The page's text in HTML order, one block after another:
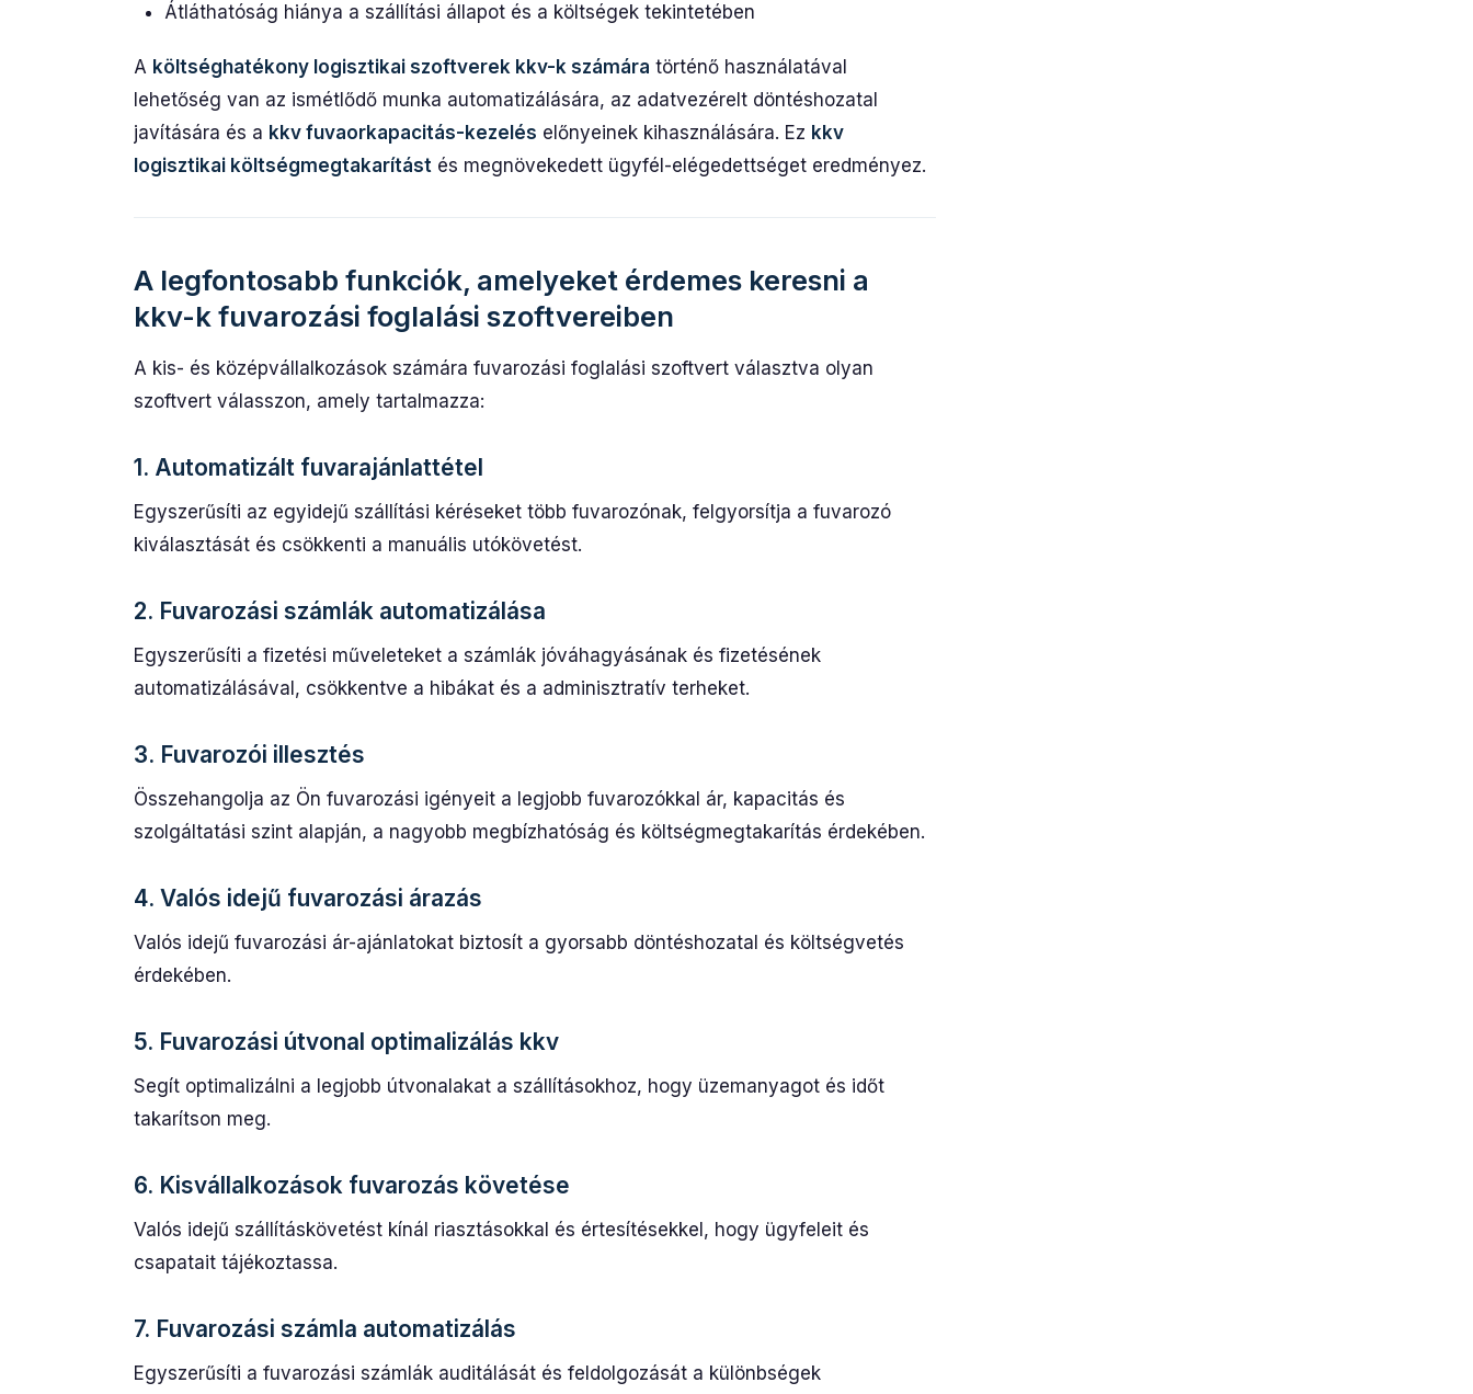
Átláthatóság hiánya a szállítási állapot és a költségek tekintetében
A költséghatékony logisztikai szoftverek kkv-k számára történő használatával
lehetőség van az ismétlődő munka automatizálására, az adatvezérelt döntéshozatal
javítására és a kkv fuvaorkapacitás-kezelés előnyeinek kihasználására. Ez kkv
logisztikai költségmegtakarítást és megnövekedett ügyfél-elégedettséget eredményez.
A legfontosabb funkciók, amelyeket érdemes keresni a
kkv-k fuvarozási foglalási szoftvereiben
A kis- és középvállalkozások számára fuvarozási foglalási szoftvert választva olyan
szoftvert válasszon, amely tartalmazza:
1. Automatizált fuvarajánlattétel
Egyszerűsíti az egyidejű szállítási kéréseket több fuvarozónak, felgyorsítja a fuvarozó
kiválasztását és csökkenti a manuális utókövetést.
2. Fuvarozási számlák automatizálása
Egyszerűsíti a fizetési műveleteket a számlák jóváhagyásának és fizetésének
automatizálásával, csökkentve a hibákat és a adminisztratív terheket.
3. Fuvarozói illesztés
Összehangolja az Ön fuvarozási igényeit a legjobb fuvarozókkal ár, kapacitás és
szolgáltatási szint alapján, a nagyobb megbízhatóság és költségmegtakarítás érdekében.
4. Valós idejű fuvarozási árazás
Valós idejű fuvarozási ár-ajánlatokat biztosít a gyorsabb döntéshozatal és költségvetés
érdekében.
5. Fuvarozási útvonal optimalizálás kkv
Segít optimalizálni a legjobb útvonalakat a szállításokhoz, hogy üzemanyagot és időt
takarítson meg.
6. Kisvállalkozások fuvarozás követése
Valós idejű szállításkövetést kínál riasztásokkal és értesítésekkel, hogy ügyfeleit és
csapatait tájékoztassa.
7. Fuvarozási számla automatizálás
Egyszerűsíti a fuvarozási számlák auditálását és feldolgozását a különbségek